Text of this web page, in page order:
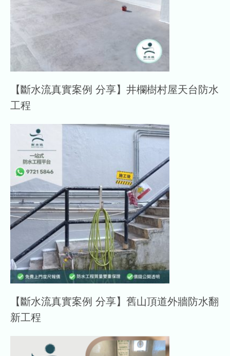
【斷水流真實案例 分享】井欄樹村屋天台防水
工程
【斷水流真實案例 分享】舊山頂道外牆防水翻
新工程